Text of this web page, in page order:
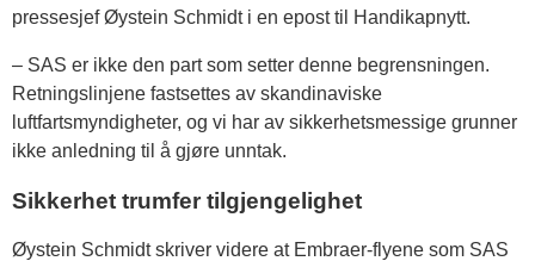
pressesjef Øystein Schmidt i en epost til Handikapnytt.
– SAS er ikke den part som setter denne begrensningen.
Retningslinjene fastsettes av skandinaviske
luftfartsmyndigheter, og vi har av sikkerhetsmessige grunner
ikke anledning til å gjøre unntak.
Sikkerhet trumfer tilgjengelighet
Øystein Schmidt skriver videre at Embraer-flyene som SAS